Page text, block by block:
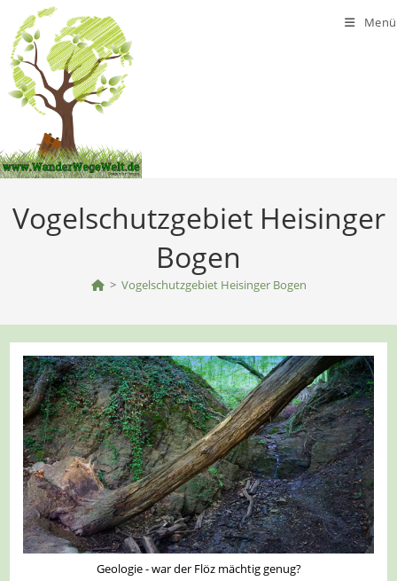
Inhalt
springen
Menü
Vogelschutzgebiet Heisinger
Bogen
> Vogelschutzgebiet Heisinger Bogen
Geologie - war der Flöz mächtig genug?